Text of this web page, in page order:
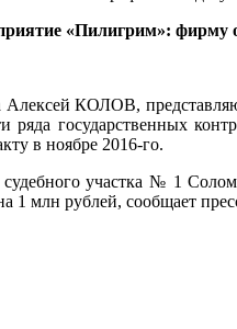
«Пилигрим»: фирму
Алексей КОЛОВ,
ряда государственных
в ноябре 2016-го.
участка № 1
1 млн рублей, сообщает